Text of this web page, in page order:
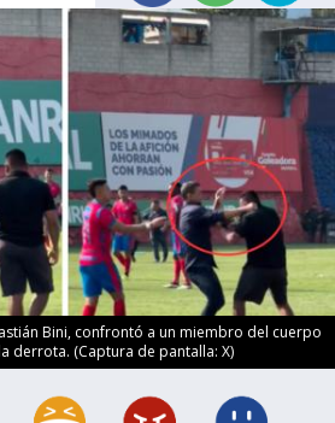
Bini, confrontó a un miembro del cuerpo
derrota. (Captura de pantalla: X)